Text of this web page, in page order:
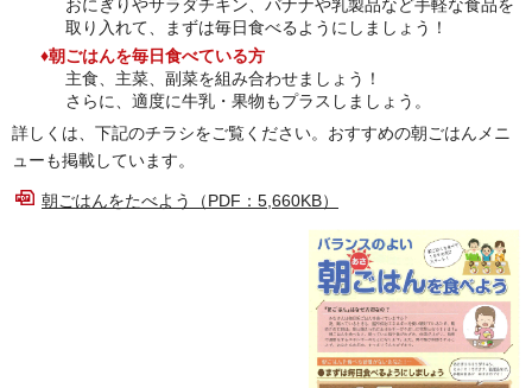
おにぎりやサラダチキン、バナナや乳製品など手軽な食品を
取り入れて、まずは毎日食べるようにしましょう！
♦朝ごはんを毎日食べている方
主食、主菜、副菜を組み合わせましょう！
さらに、適度に牛乳・果物もプラスしましょう。
詳しくは、下記のチラシをご覧ください。おすすめの朝ごはんメニ
ューも掲載しています。
朝ごはんをたべよう（PDF：5,660KB）